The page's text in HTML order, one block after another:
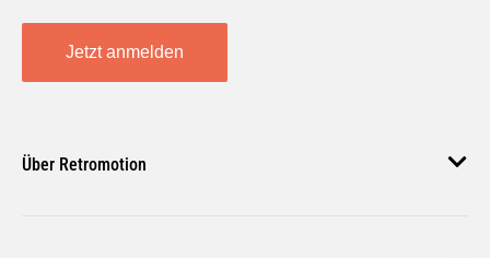
Jetzt anmelden
Über Retromotion